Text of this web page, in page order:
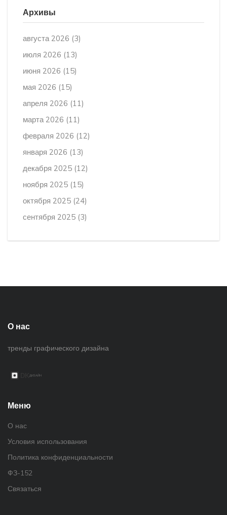
Архивы
августа 2026 (3)
июля 2026 (13)
июня 2026 (15)
мая 2026 (15)
апреля 2026 (11)
марта 2026 (11)
февраля 2026 (12)
января 2026 (13)
декабря 2025 (12)
ноября 2025 (15)
октября 2025 (24)
сентября 2025 (3)
О нас
тренды графического дизайна
Меню
О нас
Условия использования
Политика конфиденциальности
ФЗ-152
Связаться